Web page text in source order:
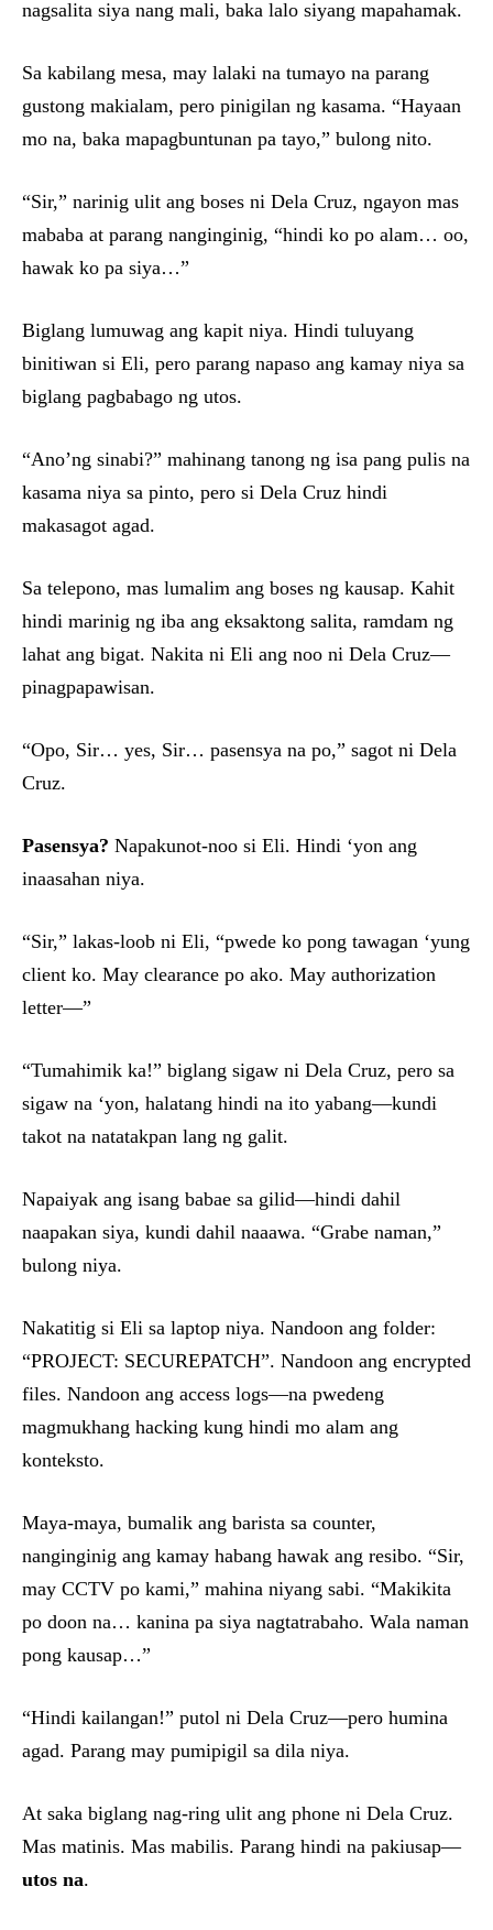
nagsalita siya nang mali, baka lalo siyang mapahamak.
Sa kabilang mesa, may lalaki na tumayo na parang
gustong makialam, pero pinigilan ng kasama. “Hayaan
mo na, baka mapagbuntunan pa tayo,” bulong nito.
“Sir,” narinig ulit ang boses ni Dela Cruz, ngayon mas
mababa at parang nanginginig, “hindi ko po alam… oo,
hawak ko pa siya…”
Biglang lumuwag ang kapit niya. Hindi tuluyang
binitiwan si Eli, pero parang napaso ang kamay niya sa
biglang pagbabago ng utos.
“Ano’ng sinabi?” mahinang tanong ng isa pang pulis na
kasama niya sa pinto, pero si Dela Cruz hindi
makasagot agad.
Sa telepono, mas lumalim ang boses ng kausap. Kahit
hindi marinig ng iba ang eksaktong salita, ramdam ng
lahat ang bigat. Nakita ni Eli ang noo ni Dela Cruz—
pinagpapawisan.
“Opo, Sir… yes, Sir… pasensya na po,” sagot ni Dela
Cruz.
Pasensya? Napakunot-noo si Eli. Hindi ‘yon ang
inaasahan niya.
“Sir,” lakas-loob ni Eli, “pwede ko pong tawagan ‘yung
client ko. May clearance po ako. May authorization
letter—”
“Tumahimik ka!” biglang sigaw ni Dela Cruz, pero sa
sigaw na ‘yon, halatang hindi na ito yabang—kundi
takot na natatakpan lang ng galit.
Napaiyak ang isang babae sa gilid—hindi dahil
naapakan siya, kundi dahil naaawa. “Grabe naman,”
bulong niya.
Nakatitig si Eli sa laptop niya. Nandoon ang folder:
“PROJECT: SECUREPATCH”. Nandoon ang encrypted
files. Nandoon ang access logs—na pwedeng
magmukhang hacking kung hindi mo alam ang
konteksto.
Maya-maya, bumalik ang barista sa counter,
nanginginig ang kamay habang hawak ang resibo. “Sir,
may CCTV po kami,” mahina niyang sabi. “Makikita
po doon na… kanina pa siya nagtatrabaho. Wala naman
pong kausap…”
“Hindi kailangan!” putol ni Dela Cruz—pero humina
agad. Parang may pumipigil sa dila niya.
At saka biglang nag-ring ulit ang phone ni Dela Cruz.
Mas matinis. Mas mabilis. Parang hindi na pakiusap—
utos na.